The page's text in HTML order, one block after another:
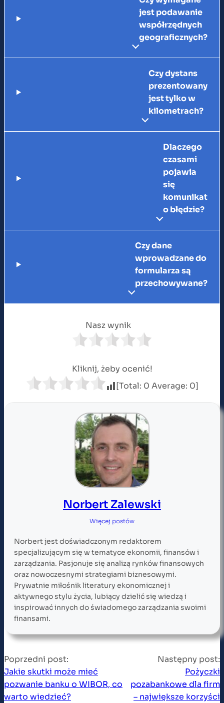
jest podawanie
współrzędnych
geograficznych?
Czy dystans
prezentowany
jest tylko w
kilometrach?
Dlaczego
czasami
pojawia
się
komunikat
o błędzie?
Czy dane
wprowadzane do
formularza są
przechowywane?
Nasz wynik
Kliknij, żeby ocenić!
[Total: 0 Average: 0]
Norbert Zalewski
Więcej postów
Norbert jest doświadczonym redaktorem
specjalizującym się w tematyce ekonomii, finansów i
zarządzania. Pasjonuje się analizą rynków finansowych
oraz nowoczesnymi strategiami biznesowymi.
Prywatnie miłośnik literatury ekonomicznej i
aktywnego stylu życia, lubiący dzielić się wiedzą i
inspirować innych do świadomego zarządzania swoimi
finansami.
Poprzedni post:
Jakie skutki może mieć
pozwanie banku o WIBOR, co
warto wiedzieć?
Następny post:
Pożyczki
pozabankowe dla firm
– największe korzyści